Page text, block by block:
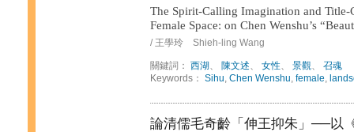
The Spirit-Calling Imagination and Title-
Female Space: on Chen Wenshu’s
/ 王學玲 Shieh-ling Wang
關鍵詞： 西湖、 陳文述、 女性、 景觀、 召魂
Keywords： Sihu, Chen Wenshu, female,
論清儒毛奇齡「伸王抑朱」──以